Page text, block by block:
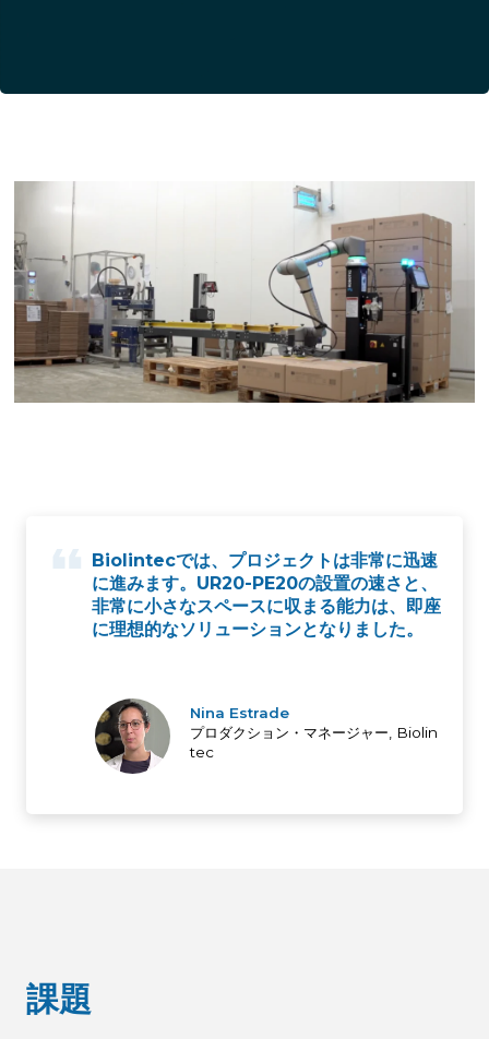
Biolintecでは、プロジェクトは非常に迅速
に進みます。UR20-PE20の設置の速さと、
非常に小さなスペースに収まる能力は、即座
に理想的なソリューションとなりました。
Nina Estrade
プロダクション・マネージャー, Biolin
tec
課題